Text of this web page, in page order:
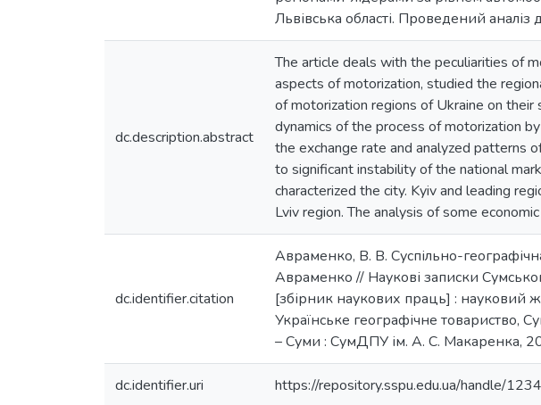
Львівська області. Проведений аналіз
dc.description.abstract
The article deals with the peculiarities of
aspects of motorization, studied the
of motorization regions of Ukraine on
dynamics of the process of motorization
the exchange rate and analyzed patterns
to significant instability of the national
characterized the city. Kyiv and leading
Lviv region. The analysis of some
dc.identifier.citation
Авраменко, В. В. Суспільно-
Авраменко // Наукові записки
[збірник наукових праць] : науковий
Українське географічне товариство,
– Суми : СумДПУ ім. А. С. Макаренка,
dc.identifier.uri https://repository.sspu.edu.ua/handle/